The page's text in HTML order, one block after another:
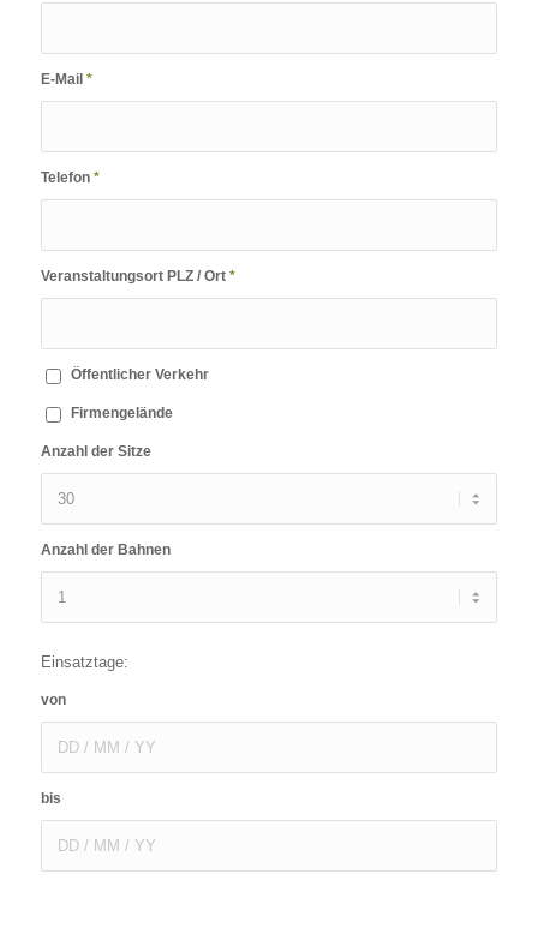
E-Mail *
Telefon *
Veranstaltungsort PLZ / Ort *
Öffentlicher Verkehr
Firmengelände
Anzahl der Sitze
Anzahl der Bahnen
Einsatztage:
von
bis